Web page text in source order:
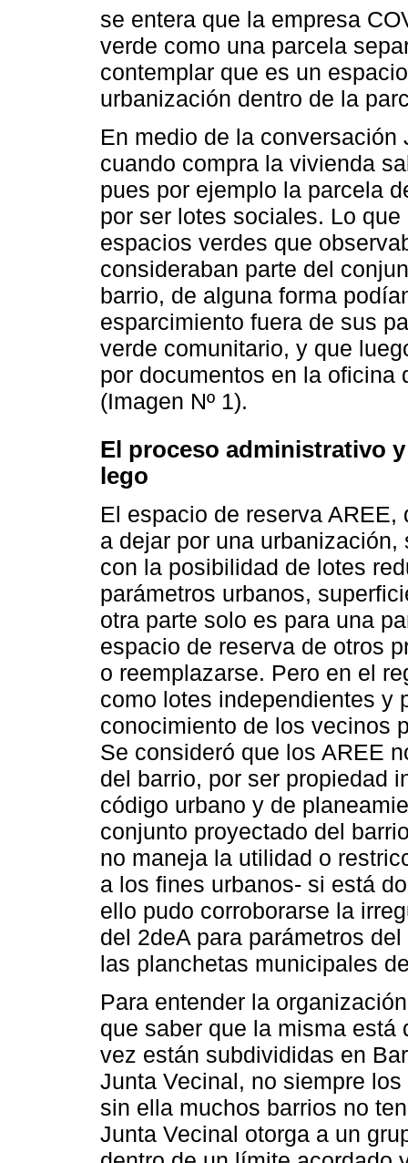
se entera que la empresa
verde como una parcela
contemplar que es un
urbanización dentro de la
En medio de la
cuando compra la vivienda
pues por ejemplo la parcela
por ser lotes sociales. Lo
espacios verdes que
consideraban parte del
barrio, de alguna forma
esparcimiento fuera de sus
verde comunitario, y que
por documentos en la oficina
(Imagen Nº 1).
El proceso administrativo
lego
El espacio de reserva
a dejar por una
con la posibilidad de lotes
parámetros urbanos,
otra parte solo es para una
espacio de reserva de otros
o reemplazarse. Pero en el
como lotes independientes y
conocimiento de los vecinos
Se consideró que los AREE
del barrio, por ser propiedad
código urbano y de
conjunto proyectado del
no maneja la utilidad o
a los fines urbanos- si está
ello pudo corroborarse la
del 2deA para parámetros
las planchetas municipales
Para entender la
que saber que la misma
vez están subdivididas en
Junta Vecinal, no siempre
sin ella muchos barrios no
Junta Vecinal otorga a un